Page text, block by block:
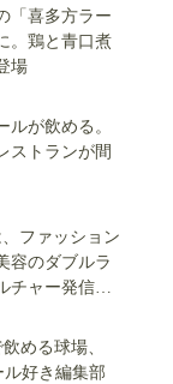
「喜多方ラー
。鶏と青口煮
場
が飲める。
ストランが間
、ファッション
容のダブルラ
チャー発信基
める球場、
好き編集部